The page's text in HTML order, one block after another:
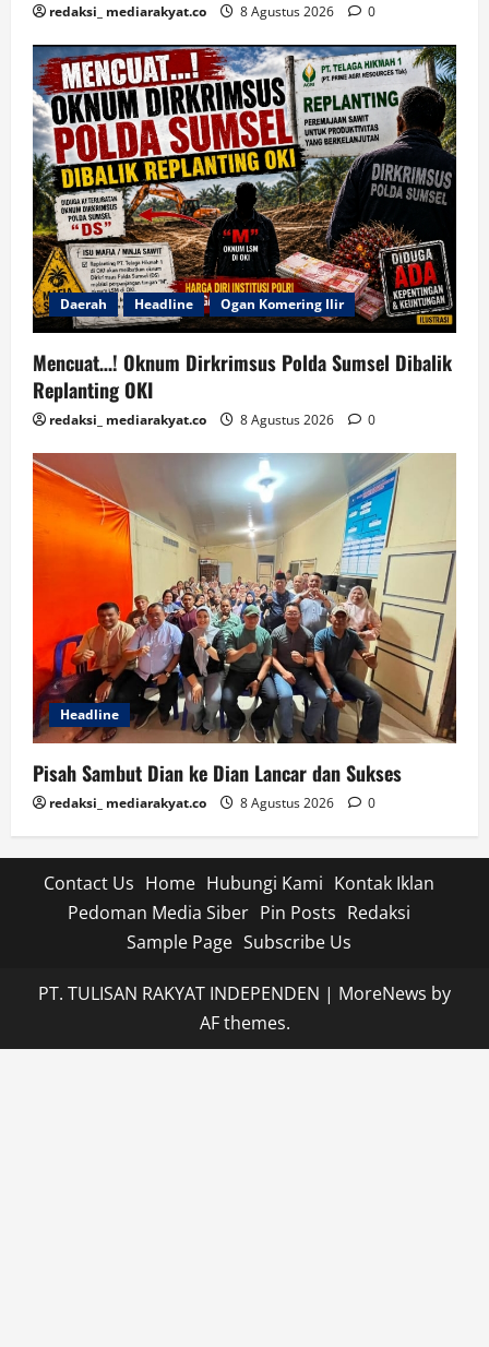
redaksi_ mediarakyat.co 8 Agustus 2026 0
Daerah Headline Ogan Komering Ilir
Mencuat…! Oknum Dirkrimsus Polda Sumsel Dibalik
Replanting OKI
redaksi_ mediarakyat.co 8 Agustus 2026 0
Headline
Pisah Sambut Dian ke Dian Lancar dan Sukses
redaksi_ mediarakyat.co 8 Agustus 2026 0
Contact Us Home Hubungi Kami Kontak Iklan
Pedoman Media Siber Pin Posts Redaksi
Sample Page Subscribe Us
PT. TULISAN RAKYAT INDEPENDEN | MoreNews by
AF themes.